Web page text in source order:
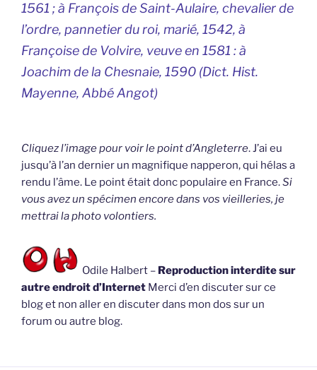
1561 ; à François de Saint-Aulaire, chevalier de
l’ordre, pannetier du roi, marié, 1542, à
Françoise de Volvire, veuve en 1581 : à
Joachim de la Chesnaie, 1590 (Dict. Hist.
Mayenne, Abbé Angot)
Cliquez l’image pour voir le point d’Angleterre. J’ai eu
jusqu’à l’an dernier un magnifique napperon, qui hélas a
rendu l’âme. Le point était donc populaire en France.Si
vous avez un spécimen encore dans vos vieilleries, je
mettrai la photo volontiers.
Odile Halbert – Reproduction interdite sur
autre endroit d’Internet Merci d’en discuter sur ce
blog et non aller en discuter dans mon dos sur un
forum ou autre blog.